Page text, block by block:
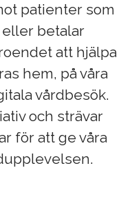
patienter som
betalar
att hjälpa
hem, på våra
vårdbesök.
och strävar
för att ge våra